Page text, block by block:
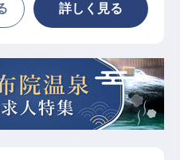
詳しく見る